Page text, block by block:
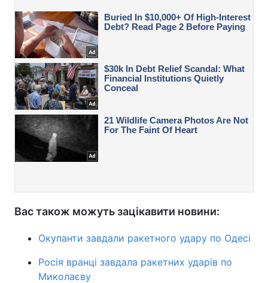
Вас також можуть зацікавити новини:
Окупанти завдали ракетного удару по Одесі
Росія вранці завдала ракетних ударів по
Миколаєву